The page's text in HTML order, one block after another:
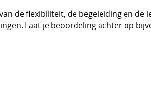
de flexibiliteit, de begeleiding en de
Laat je beoordeling achter op